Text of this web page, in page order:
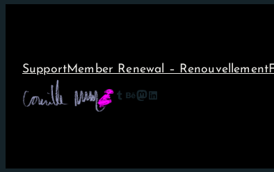
SupportMember Renewal – Renouvellement
Tumblr Behance Mastodon LinkedIn